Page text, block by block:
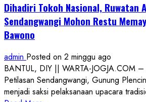
Dihadiri Tokoh Nasional, Ruwatan
Sendangwangi Mohon Restu
Bawono
admin Posted on 2 minggu ago
BANTUL, DIY || WARTA-JOGJA.COM –
Petilasan Sendangwangi, Gunung
menjadi saksi pelaksanaan upacara